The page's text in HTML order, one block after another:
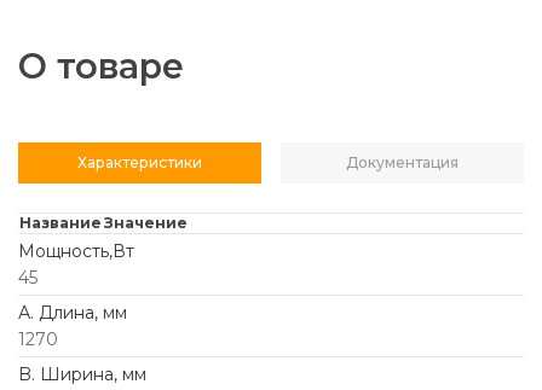
О товаре
Характеристики Документация
Название Значение
Мощность,Вт
45
А. Длина, мм
1270
B. Ширина, мм